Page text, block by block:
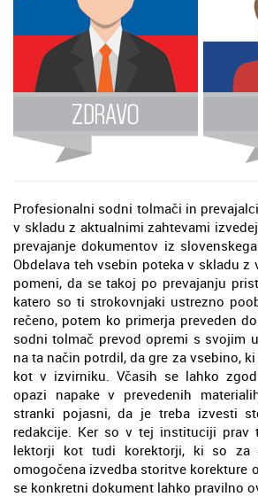
Profesionalni sodni tolmači in
v skladu z aktualnimi zahtevami
prevajanje dokumentov iz
Obdelava teh vsebin poteka v skladu z
pomeni, da se takoj po prevajanju
katero so ti strokovnjaki ustrezno
rečeno, potem ko primerja preveden
sodni tolmač prevod opremi s svojim
na ta način potrdil, da gre za vsebino,
kot v izvirniku. Včasih se lahko
opazi napake v prevedenih
stranki pojasni, da je treba izvesti
redakcije. Ker so v tej instituciji prav
lektorji kot tudi korektorji, ki so za
omogočena izvedba storitve korekture
se konkretni dokument lahko pravilno